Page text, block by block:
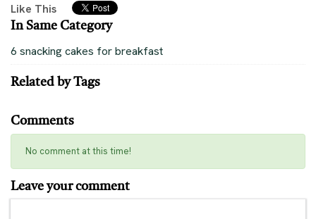
Like This
In Same Category
6 snacking cakes for breakfast
Related by Tags
Comments
No comment at this time!
Leave your comment